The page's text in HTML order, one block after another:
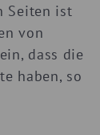
Seiten ist
von
dass die
haben, so